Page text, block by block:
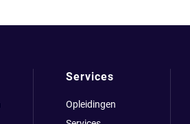
Services
Opleidingen